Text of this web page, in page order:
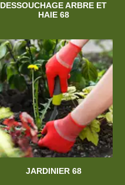
DESSOUCHAGE ARBRE ET
HAIE 68
JARDINIER 68